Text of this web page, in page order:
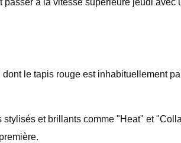
à la vitesse supérieure jeudi
le tapis rouge est inhabituellement
et brillants comme "Heat" et